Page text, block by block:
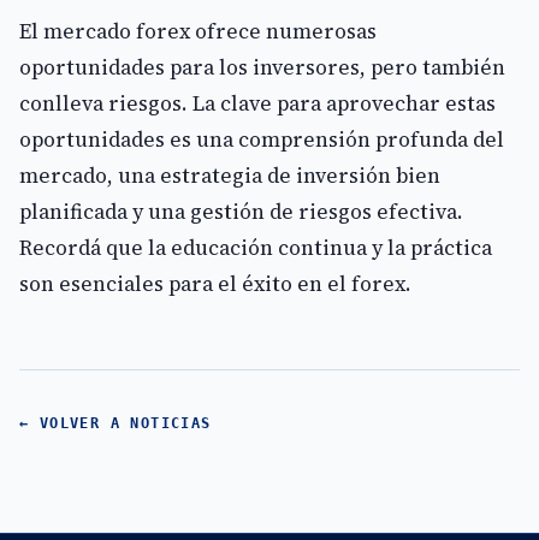
El mercado forex ofrece numerosas
oportunidades para los inversores, pero también
conlleva riesgos. La clave para aprovechar estas
oportunidades es una comprensión profunda del
mercado, una estrategia de inversión bien
planificada y una gestión de riesgos efectiva.
Recordá que la educación continua y la práctica
son esenciales para el éxito en el forex.
← VOLVER A NOTICIAS